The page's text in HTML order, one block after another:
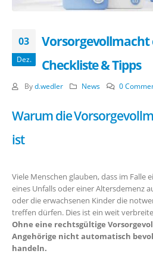
03
Dez.
Checkliste & Tipps
By d.wedler News 0
Warum die
ist
Viele Menschen glauben, dass im Falle
eines Unfalls oder einer Altersdemenz
oder die erwachsenen Kinder die
treffen dürfen. Dies ist ein weit
Ohne eine rechtsgültige
Angehörige nicht automatisch
handeln.